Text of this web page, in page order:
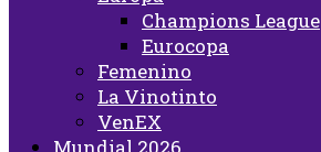
Champions League
Eurocopa
Femenino
La Vinotinto
VenEX